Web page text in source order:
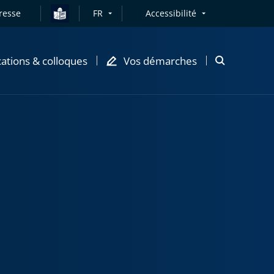
FR Accessibilité
& colloques Vos démarches
Ouvrir